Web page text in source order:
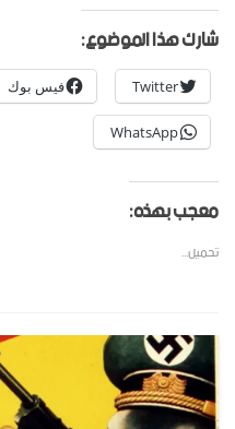
شارك هذا الموضوع:
Twitter فيس بوك
WhatsApp
معجب بهذه:
تحميل...